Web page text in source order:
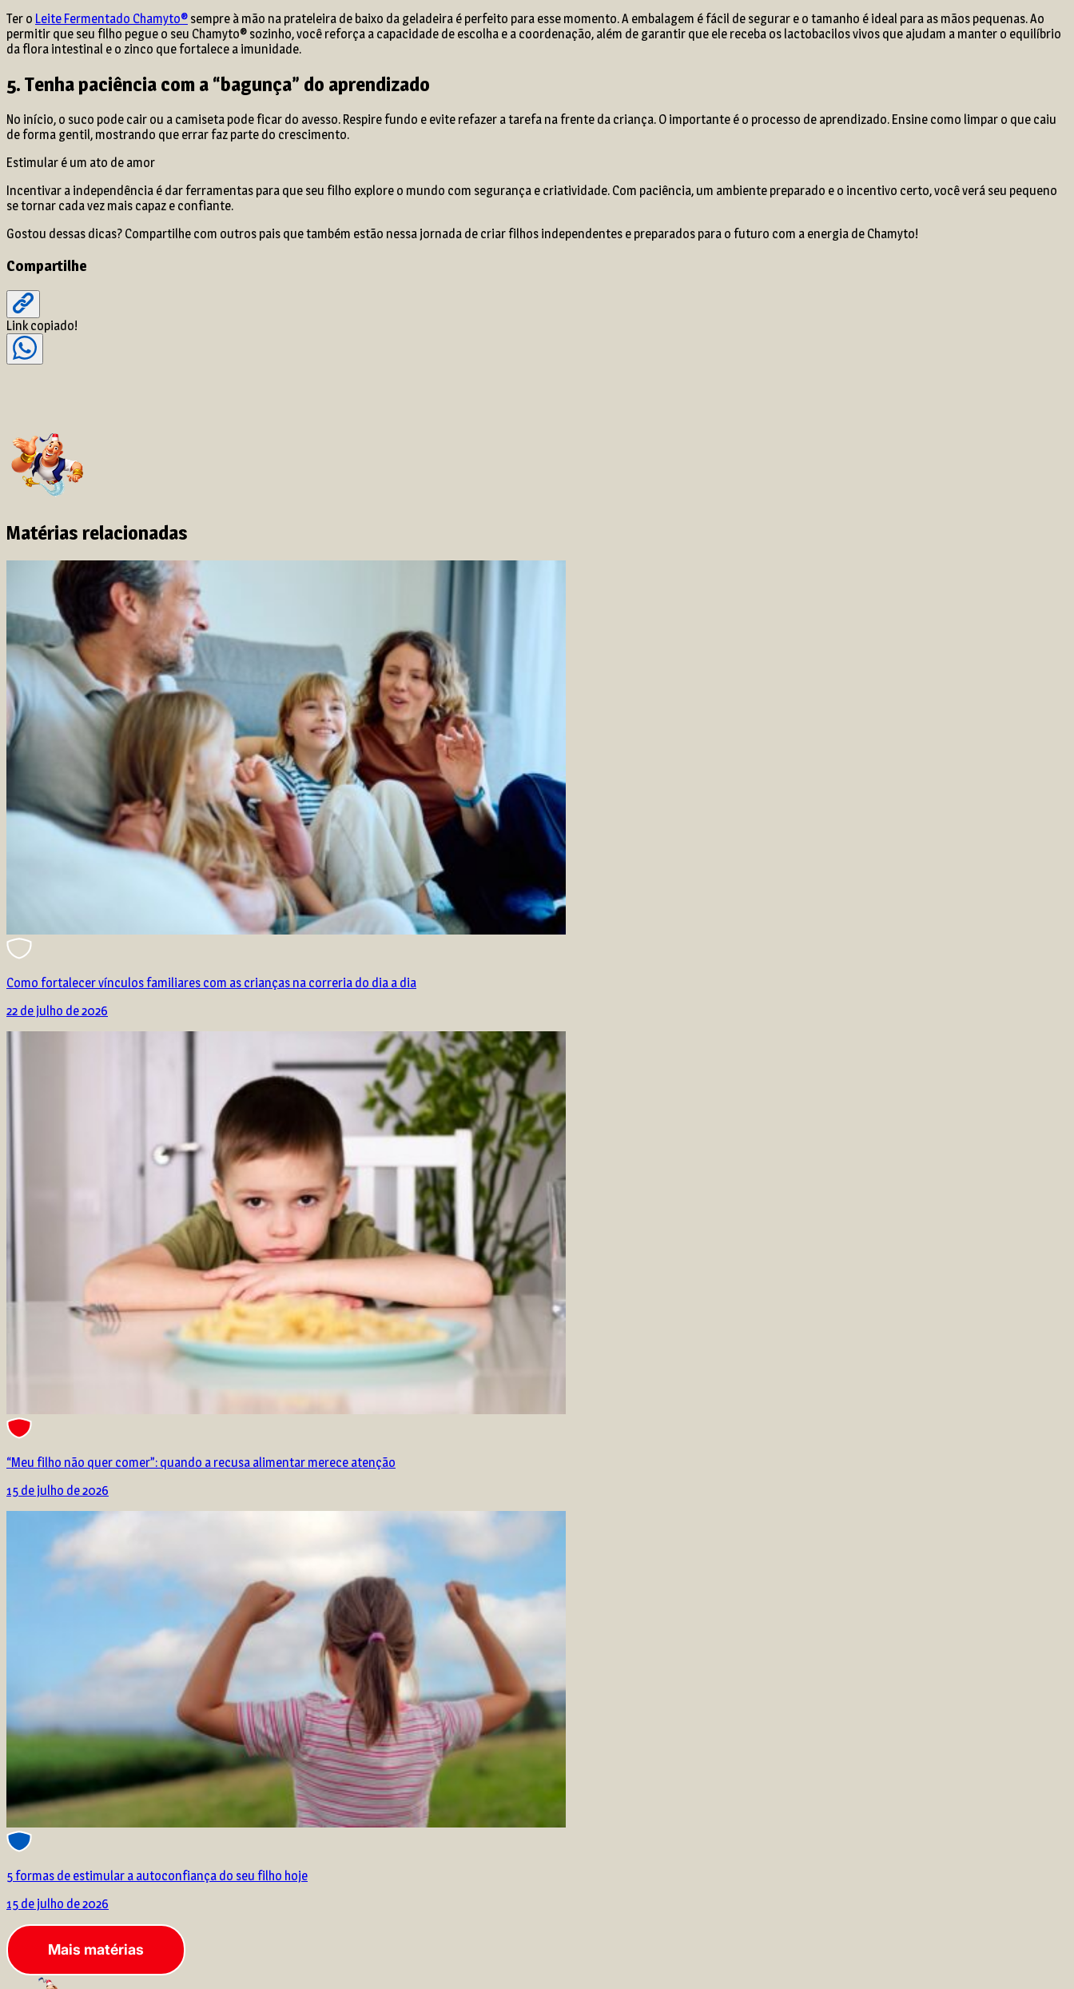
Ter o Leite Fermentado Chamyto® sempre à mão na prateleira de baixo da geladeira é perfeito para esse momento. A embalagem é fácil de segurar e o tamanho é ideal para as mãos pequenas. Ao
permitir que seu filho pegue o seu Chamyto® sozinho, você reforça a capacidade de escolha e a coordenação, além de garantir que ele receba os lactobacilos vivos que ajudam a manter o equilíbrio
da flora intestinal e o zinco que fortalece a imunidade.
5. Tenha paciência com a “bagunça” do aprendizado
No início, o suco pode cair ou a camiseta pode ficar do avesso. Respire fundo e evite refazer a tarefa na frente da criança. O importante é o processo de aprendizado. Ensine como limpar o que caiu
de forma gentil, mostrando que errar faz parte do crescimento.
Estimular é um ato de amor
Incentivar a independência é dar ferramentas para que seu filho explore o mundo com segurança e criatividade. Com paciência, um ambiente preparado e o incentivo certo, você verá seu pequeno
se tornar cada vez mais capaz e confiante.
Gostou dessas dicas? Compartilhe com outros pais que também estão nessa jornada de criar filhos independentes e preparados para o futuro com a energia de Chamyto!
Compartilhe
Link copiado!
Matérias relacionadas
Como fortalecer vínculos familiares com as crianças na correria do dia a dia
22 de julho de 2026
“Meu filho não quer comer”: quando a recusa alimentar merece atenção
15 de julho de 2026
5 formas de estimular a autoconfiança do seu filho hoje
15 de julho de 2026
Mais matérias